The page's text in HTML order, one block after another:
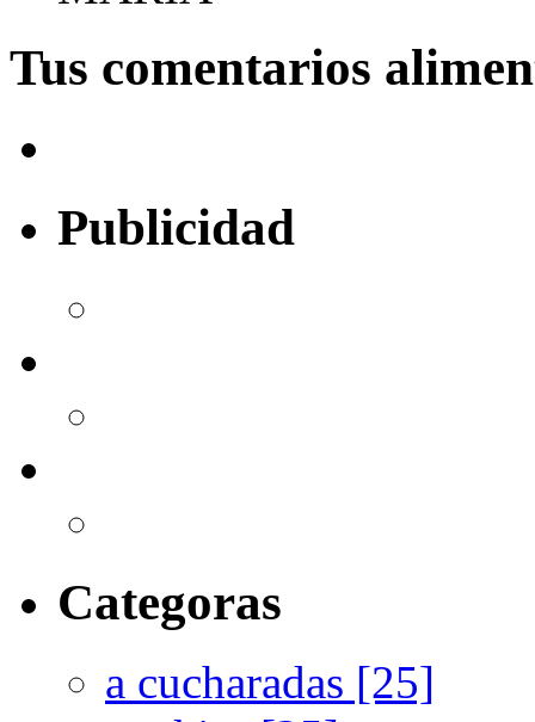
Tus comentarios
Publicidad
Categoras
a cucharadas [25]